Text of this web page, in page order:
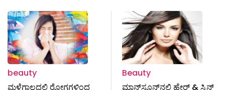
beauty
ಮಳೆಗಾಲದಲ್ಲಿ ರೋಗಗಳಿಂದ
Beauty
ಮಾನ್‌ಸೂನ್‌ನಲ್ಲಿ ಹೇರ್‌ & ಸ್ಕಿನ್‌